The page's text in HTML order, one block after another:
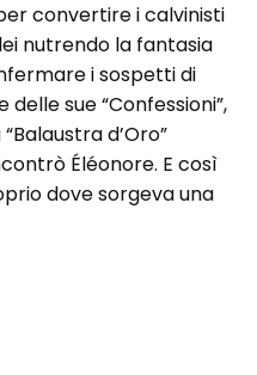
convertire i calvinisti
nutrendo la fantasia
i sospetti di
sue “Confessioni”,
d’Oro”
Éléonore. E così
dove sorgeva una